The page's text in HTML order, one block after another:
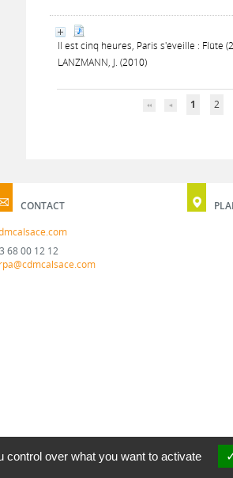
Il est cinq heures, Paris s'éveille : Flûte
LANZMANN, J. (2010)
1 2
CONTACT
68 00 12 12
over what you want to activate